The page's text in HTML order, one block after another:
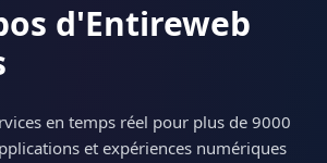
d'Entireweb
en temps réel pour plus de 9000
et expériences numériques